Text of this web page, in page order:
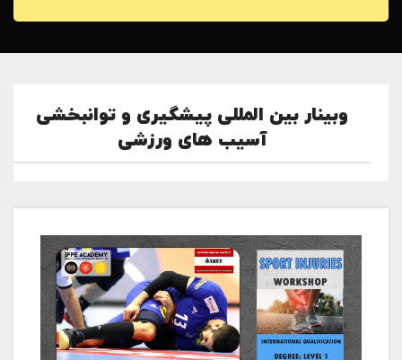
وبینار بین المللی پیشگیری و توانبخشی
آسیب های ورزشی